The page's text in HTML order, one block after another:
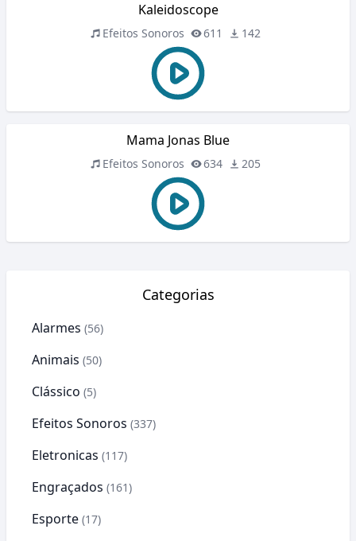
Kaleidoscope
Efeitos Sonoros 611 142
Mama Jonas Blue
Efeitos Sonoros 634 205
Categorias
Alarmes (56)
Animais (50)
Clássico (5)
Efeitos Sonoros (337)
Eletronicas (117)
Engraçados (161)
Esporte (17)